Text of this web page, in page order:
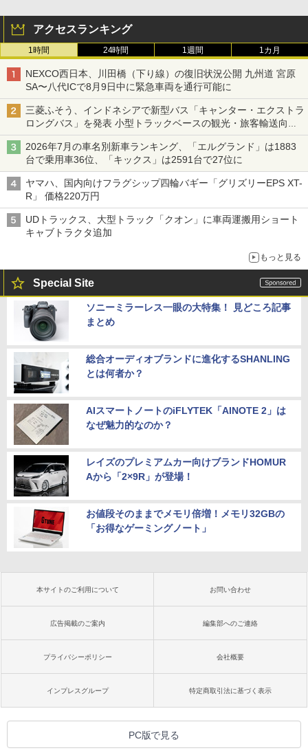
アクセスランキング
1時間 24時間 1週間 1カ月
NEXCO西日本、川田橋（下り線）の復旧状況公開 九州道 宮原
SA〜八代ICで8月9日中に緊急車両を通行可能に
三菱ふそう、インドネシアで新型バス「キャンター・エクストラ
ロングバス」を発表 小型トラックベースの観光・旅客輸送向け
バス
2026年7月の車名別新車ランキング、「エルグランド」は1883
台で乗用車36位、「キックス」は2591台で27位に
ヤマハ、国内向けフラグシップ四輪バギー「グリズリーEPS XT-
R」 価格220万円
UDトラックス、大型トラック「クオン」に車両運搬用ショート
キャブトラクタ追加
もっと見る
Special Site
ソニーミラーレス一眼の大特集！ 見どころ記事
まとめ
総合オーディオブランドに進化するSHANLING
とは何者か？
AIスマートノートのiFLYTEK「AINOTE 2」は
なぜ魅力的なのか？
レイズのプレミアムカー向けブランドHOMUR
Aから「2×9R」が登場！
お値段そのままでメモリ倍増！メモリ32GBの
「お得なゲーミングノート」
本サイトのご利用について お問い合わせ
広告掲載のご案内 編集部へのご連絡
プライバシーポリシー 会社概要
インプレスグループ 特定商取引法に基づく表示
PC版で見る